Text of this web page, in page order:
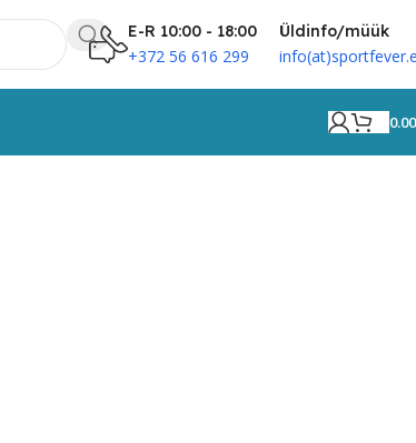
E-R 10:00 - 18:00
+372 56 616 299
Üldinfo/müük